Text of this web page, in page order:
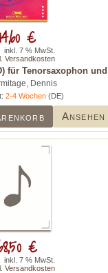
für Tenorsaxophon
Dennis
2-4 Wochen(DE)
Ansehen
14,60 €
inkl. 7 % MwSt.
Versandkosten
€
inkl. 7 % MwSt.
Versandkosten